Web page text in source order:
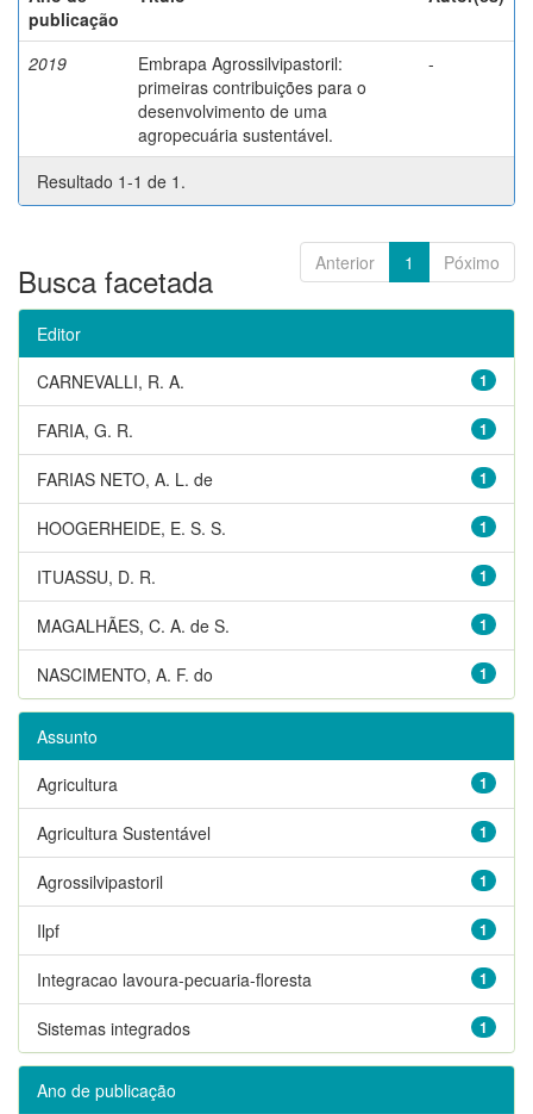
publicação
2019
Embrapa Agrossilvipastoril:
primeiras contribuições para o
desenvolvimento de uma
agropecuária sustentável.
-
Resultado 1-1 de 1.
Anterior 1 Póximo
Busca facetada
Editor
1
CARNEVALLI, R. A.
1
FARIA, G. R.
1
FARIAS NETO, A. L. de
1
HOOGERHEIDE, E. S. S.
1
ITUASSU, D. R.
1
MAGALHÃES, C. A. de S.
1
NASCIMENTO, A. F. do
Assunto
1
Agricultura
1
Agricultura Sustentável
1
Agrossilvipastoril
1
Ilpf
1
Integracao lavoura-pecuaria-floresta
1
Sistemas integrados
Ano de publicação